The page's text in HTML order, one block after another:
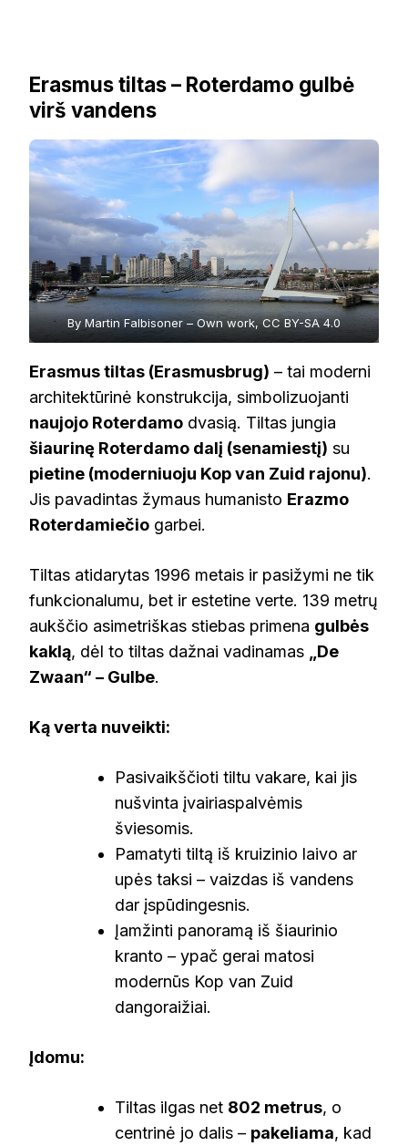
Erasmus tiltas – Roterdamo gulbė
virš vandens
By Martin Falbisoner – Own work, CC BY-SA 4.0
Erasmus tiltas (Erasmusbrug) – tai moderni
architektūrinė konstrukcija, simbolizuojanti
naujojo Roterdamo dvasią. Tiltas jungia
šiaurinę Roterdamo dalį (senamiestį) su
pietine (moderniuoju Kop van Zuid rajonu).
Jis pavadintas žymaus humanisto Erazmo
Roterdamiečio garbei.
Tiltas atidarytas 1996 metais ir pasižymi ne tik
funkcionalumu, bet ir estetine verte. 139 metrų
aukščio asimetriškas stiebas primena gulbės
kaklą, dėl to tiltas dažnai vadinamas
„De
Zwaan“ – Gulbe.
Ką verta nuveikti:
Pasivaikščioti tiltu vakare, kai jis
nušvinta įvairiaspalvėmis
šviesomis.
Pamatyti tiltą iš kruizinio laivo ar
upės taksi – vaizdas iš vandens
dar įspūdingesnis.
Įamžinti panoramą iš šiaurinio
kranto – ypač gerai matosi
modernūs Kop van Zuid
dangoraižiai.
Įdomu:
Tiltas ilgas net 802 metrus, o
centrinė jo dalis – pakeliama, kad